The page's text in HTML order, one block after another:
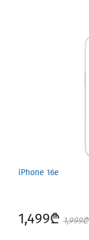
iPhone 16e
1,499₾ 1,999₾